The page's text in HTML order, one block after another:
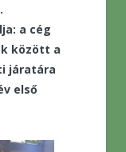
a cég
között a
járatára
első